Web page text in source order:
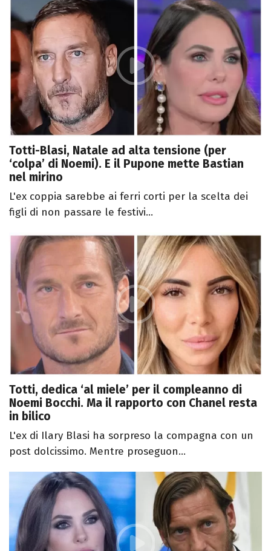
Totti-Blasi, Natale ad alta tensione (per
‘colpa’ di Noemi). E il Pupone mette Bastian
nel mirino
L'ex coppia sarebbe ai ferri corti per la scelta dei
figli di non passare le festivi...
Totti, dedica ‘al miele’ per il compleanno di
Noemi Bocchi. Ma il rapporto con Chanel resta
in bilico
L'ex di Ilary Blasi ha sorpreso la compagna con un
post dolcissimo. Mentre proseguon...